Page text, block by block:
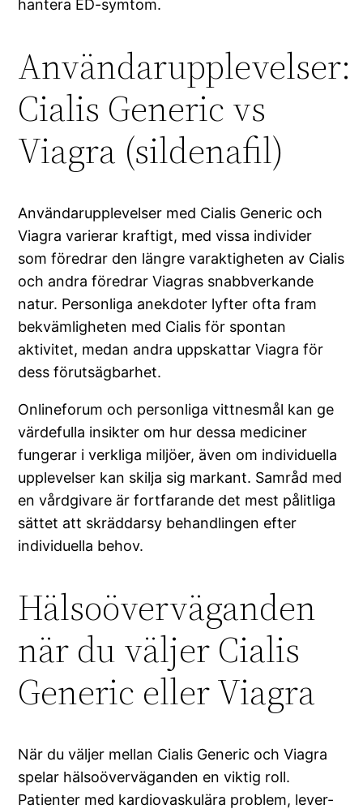
hantera ED-symtom.
Användarupplevelser:
Cialis Generic vs
Viagra (sildenafil)
Användarupplevelser med Cialis Generic och
Viagra varierar kraftigt, med vissa individer
som föredrar den längre varaktigheten av Cialis
och andra föredrar Viagras snabbverkande
natur. Personliga anekdoter lyfter ofta fram
bekvämligheten med Cialis för spontan
aktivitet, medan andra uppskattar Viagra för
dess förutsägbarhet.
Onlineforum och personliga vittnesmål kan ge
värdefulla insikter om hur dessa mediciner
fungerar i verkliga miljöer, även om individuella
upplevelser kan skilja sig markant. Samråd med
en vårdgivare är fortfarande det mest pålitliga
sättet att skräddarsy behandlingen efter
individuella behov.
Hälsoöverväganden
när du väljer Cialis
Generic eller Viagra
När du väljer mellan Cialis Generic och Viagra
spelar hälsoöverväganden en viktig roll.
Patienter med kardiovaskulära problem, lever-